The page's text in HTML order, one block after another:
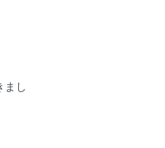
まし